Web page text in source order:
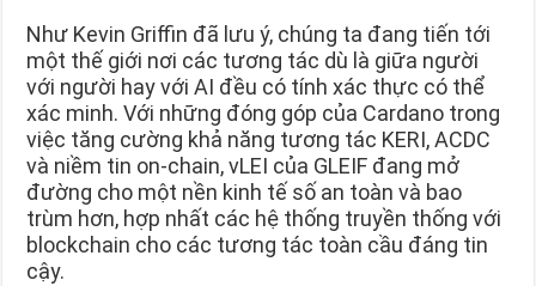
Như Kevin Griffin đã lưu ý, chúng ta đang tiến tới
một thế giới nơi các tương tác dù là giữa người
với người hay với AI đều có tính xác thực có thể
xác minh. Với những đóng góp của Cardano trong
việc tăng cường khả năng tương tác KERI, ACDC
và niềm tin on-chain, vLEI của GLEIF đang mở
đường cho một nền kinh tế số an toàn và bao
trùm hơn, hợp nhất các hệ thống truyền thống với
blockchain cho các tương tác toàn cầu đáng tin
cậy.